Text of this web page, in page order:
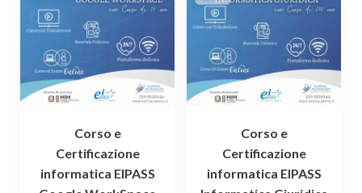
Corso e
Certificazione
informatica EIPASS
Corso e
Certificazione
informatica EIPASS